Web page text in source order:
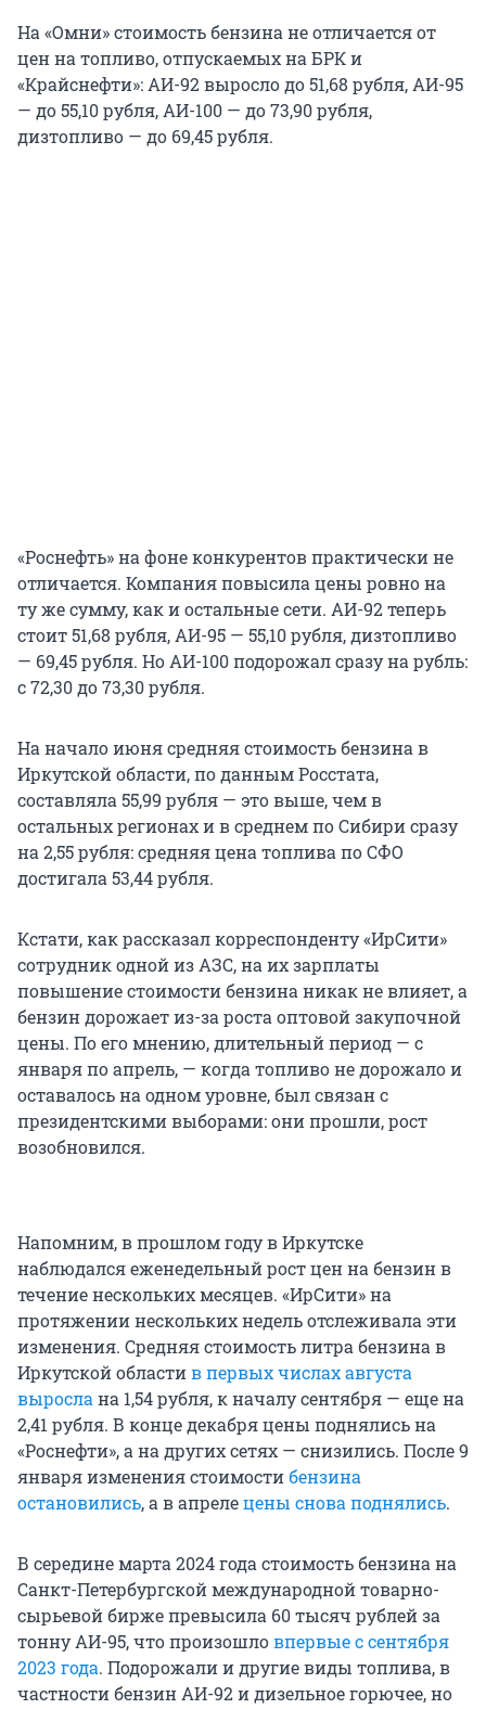
На «Омни» стоимость бензина не отличается от
цен на топливо, отпускаемых на БРК и
«Крайснефти»: АИ-92 выросло до 51,68 рубля, АИ-95
— до 55,10 рубля, АИ-100 — до 73,90 рубля,
дизтопливо — до 69,45 рубля.
«Роснефть» на фоне конкурентов практически не
отличается. Компания повысила цены ровно на
ту же сумму, как и остальные сети. АИ-92 теперь
стоит 51,68 рубля, АИ-95 — 55,10 рубля, дизтопливо
— 69,45 рубля. Но АИ-100 подорожал сразу на рубль:
с 72,30 до 73,30 рубля.
На начало июня средняя стоимость бензина в
Иркутской области, по данным Росстата,
составляла 55,99 рубля — это выше, чем в
остальных регионах и в среднем по Сибири сразу
на 2,55 рубля: средняя цена топлива по СФО
достигала 53,44 рубля.
Кстати, как рассказал корреспонденту «ИрСити»
сотрудник одной из АЗС, на их зарплаты
повышение стоимости бензина никак не влияет, а
бензин дорожает из-за роста оптовой закупочной
цены. По его мнению, длительный период — с
января по апрель, — когда топливо не дорожало и
оставалось на одном уровне, был связан с
президентскими выборами: они прошли, рост
возобновился.
Напомним, в прошлом году в Иркутске
наблюдался еженедельный рост цен на бензин в
течение нескольких месяцев. «ИрСити» на
протяжении нескольких недель отслеживала эти
изменения. Средняя стоимость литра бензина в
Иркутской областив первых числах августа
выросла на 1,54 рубля, к началу сентября — еще на
2,41 рубля. В конце декабря цены поднялись на
«Роснефти», а на других сетях — снизились. После 9
января изменения стоимостибензина
остановились, а в апрелецены снова поднялись.
В середине марта 2024 года стоимость бензина на
Санкт-Петербургской международной товарно-
сырьевой бирже превысила 60 тысяч рублей за
тонну АИ-95, что произошловпервые с сентября
2023 года. Подорожали и другие виды топлива, в
частности бензин АИ-92 и дизельное горючее, но